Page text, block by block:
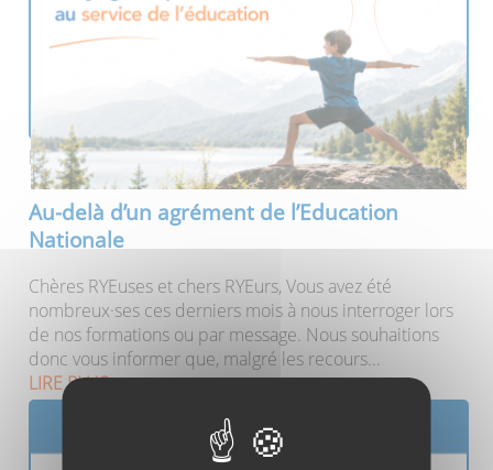
Publié le 04/07/2026
Au-delà d’un agrément de l’Education
Nationale
Chères RYEuses et chers RYEurs, Vous avez été
nombreux·ses ces derniers mois à nous interroger lors
de nos formations ou par message. Nous souhaitions
donc vous informer que, malgré les recours...
LIRE PLUS